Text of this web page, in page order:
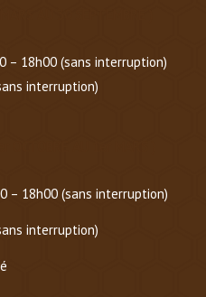
– 18h00 (sans interruption)
interruption)
– 18h00 (sans interruption)
interruption)